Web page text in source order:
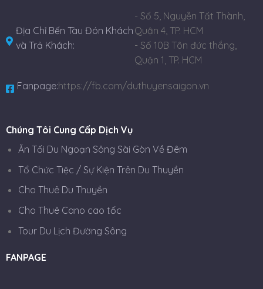
Địa Chỉ Bến Tàu Đón Khách
và Trả Khách:
- Số 5, Nguyễn Tất Thành,
Quận 4, TP. HCM
- Số 10B Tôn đức thắng,
Quận 1, TP. HCM
Fanpage:https://fb.com/duthuyensaigon.vn
Chúng Tôi Cung Cấp Dịch Vụ
Ăn Tối Du Ngoạn Sông Sài Gòn Về Đêm
Tổ Chức Tiệc / Sự Kiện Trên Du Thuyền
Cho Thuê Du Thuyền
Cho Thuê Cano cao tốc
Tour Du Lịch Đường Sông
FANPAGE